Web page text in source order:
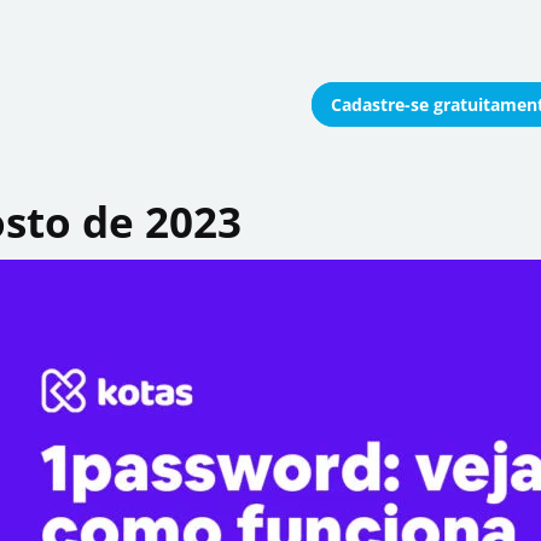
Cadastre-se
de 2023